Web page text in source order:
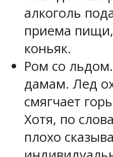
алкоголь
приема
коньяк.
Ром со
дамам. Лед
смягчает
Хотя, по
плохо